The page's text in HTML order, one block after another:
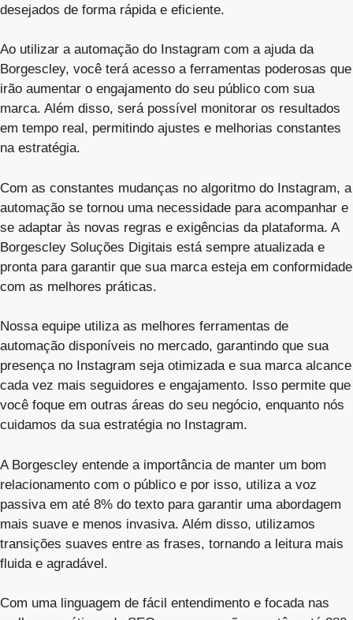
desejados de forma rápida e eficiente.
Ao utilizar a automação do Instagram com a ajuda da
Borgescley, você terá acesso a ferramentas poderosas que
irão aumentar o engajamento do seu público com sua
marca. Além disso, será possível monitorar os resultados
em tempo real, permitindo ajustes e melhorias constantes
na estratégia.
Com as constantes mudanças no algoritmo do Instagram, a
automação se tornou uma necessidade para acompanhar e
se adaptar às novas regras e exigências da plataforma. A
Borgescley Soluções Digitais está sempre atualizada e
pronta para garantir que sua marca esteja em conformidade
com as melhores práticas.
Nossa equipe utiliza as melhores ferramentas de
automação disponíveis no mercado, garantindo que sua
presença no Instagram seja otimizada e sua marca alcance
cada vez mais seguidores e engajamento. Isso permite que
você foque em outras áreas do seu negócio, enquanto nós
cuidamos da sua estratégia no Instagram.
A Borgescley entende a importância de manter um bom
relacionamento com o público e por isso, utiliza a voz
passiva em até 8% do texto para garantir uma abordagem
mais suave e menos invasiva. Além disso, utilizamos
transições suaves entre as frases, tornando a leitura mais
fluida e agradável.
Com uma linguagem de fácil entendimento e focada nas